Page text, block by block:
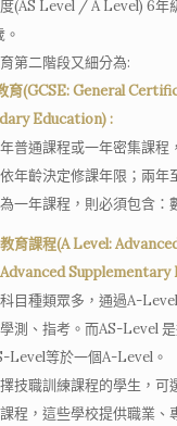
(AS Level / A Level) 6年
第二階段又細分為:
育(GCSE: General
Education) :
普通課程或一年密集課程
年齡決定修課年限；兩年
一年課程，則必須包含：
育課程(A Level:
Supplementary
目種類眾多，通過A-
測、指考。而AS-Level
Level等於一個A-Level。
技職訓練課程的學生，可
程，這些學校提供職業、